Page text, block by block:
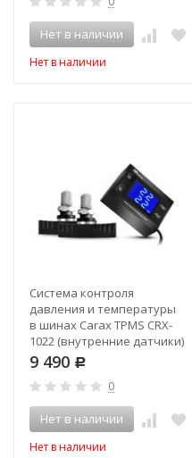
Нет в наличии
Нет в наличии
Система контроля
давления и температуры
в шинах Carax TPMS CRX-
1022 (внутренние датчики)
9 490 Р
0
Нет в наличии
Нет в наличии